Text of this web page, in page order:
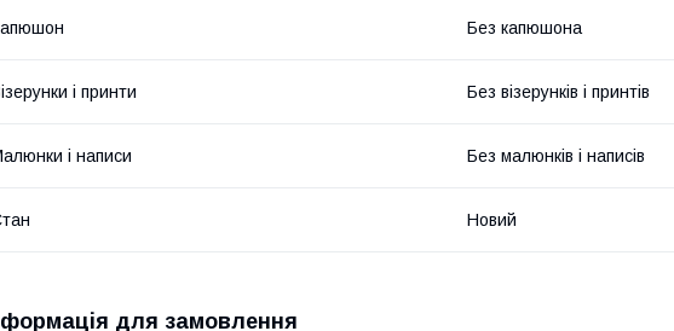
Без капюшона
і принти Без візерунків і принтів
і написи Без малюнків і написів
Новий
для замовлення